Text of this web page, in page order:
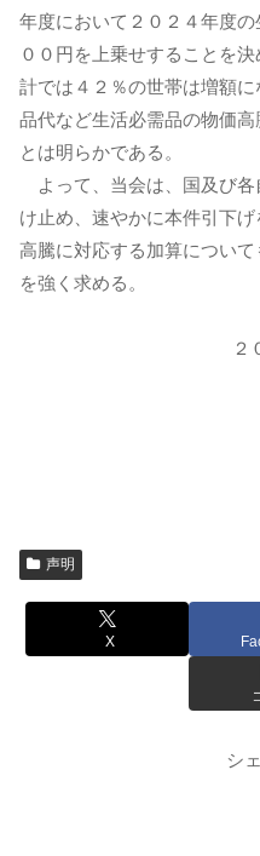
年度において２０２４年度
００円を上乗せすることを
計では４２％の世帯は増額
品代など生活必需品の物価
とは明らかである。
よって、当会は、国及び各
け止め、速やかに本件引下
高騰に対応する加算につい
を強く求める。
２
声明
X
シ